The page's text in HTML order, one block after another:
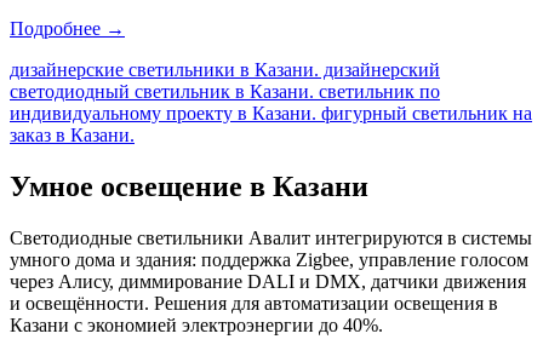
Подробнее →
дизайнерские светильники в Казани. дизайнерский
светодиодный светильник в Казани. светильник по
индивидуальному проекту в Казани. фигурный светильник на
заказ в Казани.
Умное освещение в Казани
Светодиодные светильники Авалит интегрируются в системы
умного дома и здания: поддержка Zigbee, управление голосом
через Алису, диммирование DALI и DMX, датчики движения
и освещённости. Решения для автоматизации освещения в
Казани с экономией электроэнергии до 40%.